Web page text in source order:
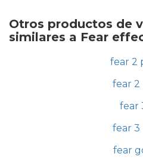
Otros productos de
similares a Fear
fear 2
fear 2
fear
fear 3
fear